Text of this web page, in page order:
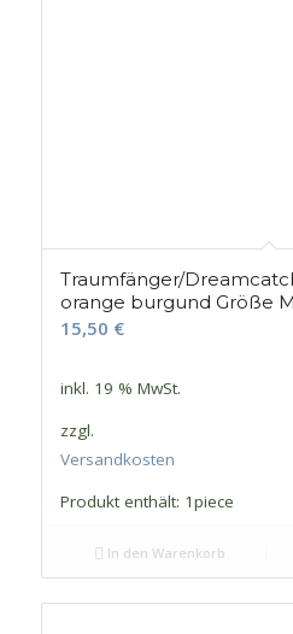
Traumfänger/
orange burgund Größe
15,50 €
inkl. 19 % MwSt.
zzgl.
Versandkosten
Produkt enthält: 1piece
In den Warenkorb